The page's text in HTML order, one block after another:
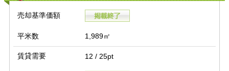
売却基準価額
平米数 1,989㎡
賃貸需要 12 / 25pt